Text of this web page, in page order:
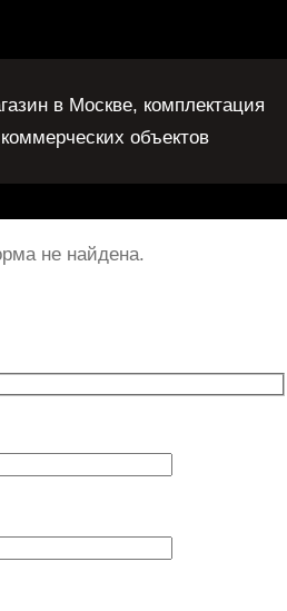
в Москве, комплектация
объектов
не найдена.